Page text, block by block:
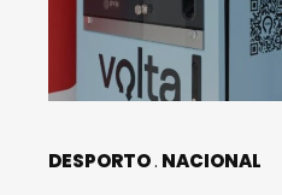
DESPORTO NACIONAL